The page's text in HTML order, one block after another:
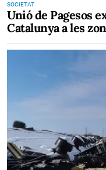
SOCIETAT
​Unió de Pagesos
Catalunya a les